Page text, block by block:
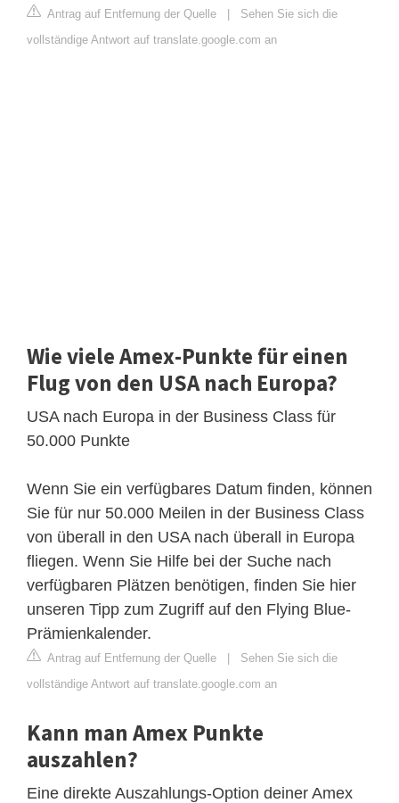
Antrag auf Entfernung der Quelle | Sehen Sie sich die
vollständige Antwort auf translate.google.com an
Wie viele Amex-Punkte für einen
Flug von den USA nach Europa?
USA nach Europa in der Business Class für
50.000 Punkte
Wenn Sie ein verfügbares Datum finden, können
Sie für nur 50.000 Meilen in der Business Class
von überall in den USA nach überall in Europa
fliegen. Wenn Sie Hilfe bei der Suche nach
verfügbaren Plätzen benötigen, finden Sie hier
unseren Tipp zum Zugriff auf den Flying Blue-
Prämienkalender.
Antrag auf Entfernung der Quelle | Sehen Sie sich die
vollständige Antwort auf translate.google.com an
Kann man Amex Punkte
auszahlen?
Eine direkte Auszahlungs-Option deiner Amex